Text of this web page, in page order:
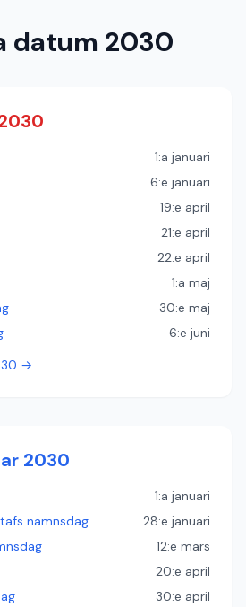
datum 2030
1:a januari
6:e januari
19:e april
21:e april
22:e april
1:a maj
30:e maj
6:e juni
→
2030
1:a januari
namnsdag
28:e januari
12:e mars
20:e april
30:e april